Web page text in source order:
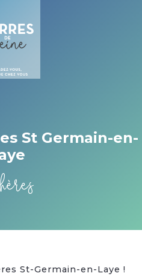
St Germain-en-
St-Germain-en-Laye !